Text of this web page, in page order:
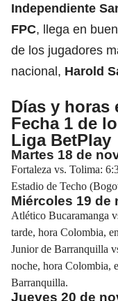
Independiente
FPC, llega en
de los jugadores
nacional, Harold
Días y horas
Fecha 1 de
Liga BetPlay
Martes 18 de
Fortaleza vs. Tolima:
Estadio de Techo
Miércoles 19 de
Atlético Bucaramanga
tarde, hora Colombia,
Junior de Barranquilla
noche, hora Colombia,
Barranquilla.
Jueves 20 de